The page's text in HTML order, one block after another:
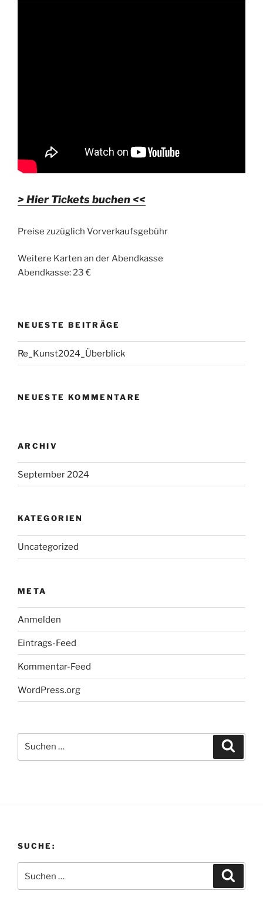
> Hier Tickets buchen <<
Preise zuzüglich Vorverkaufsgebühr
Weitere Karten an der Abendkasse
Abendkasse: 23 €
NEUESTE BEITRÄGE
Re_Kunst2024_Überblick
NEUESTE KOMMENTARE
ARCHIV
September 2024
KATEGORIEN
Uncategorized
META
Anmelden
Eintrags-Feed
Kommentar-Feed
WordPress.org
nach:
SUCHE:
nach: